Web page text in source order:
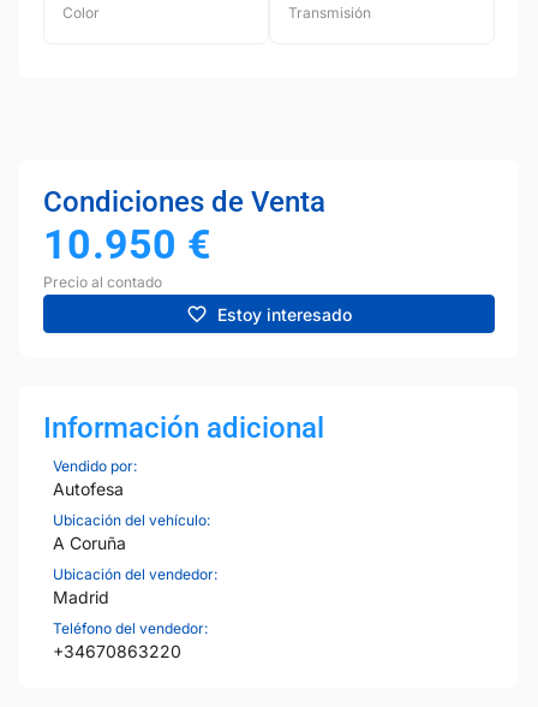
Color Transmisión
Condiciones de Venta
10.950 €
Precio al contado
Estoy interesado
Información adicional
Vendido por:
Autofesa
Ubicación del vehículo:
A Coruña
Ubicación del vendedor:
Madrid
Teléfono del vendedor:
+34670863220